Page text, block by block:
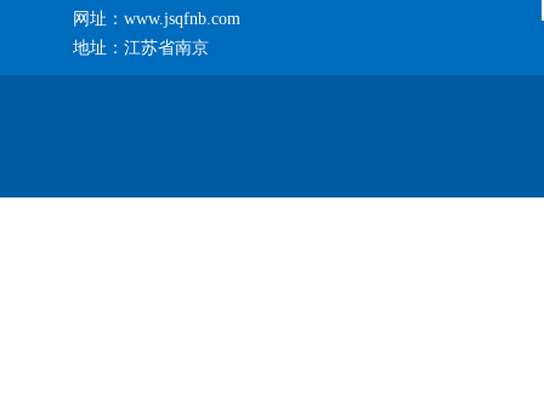
网址：www.jsqfnb.com
地址：江苏省南京